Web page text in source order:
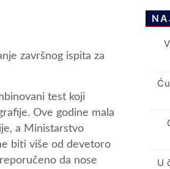
završnog ispita za
test koji
Ove godine mala
a Ministarstvo
biti više od devetoro
da nose
U